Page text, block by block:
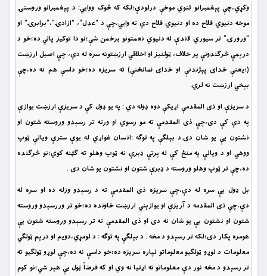
وکړي،چې پېغمبرانو ثنوي موخې درلودې؛لکه که څوک ووايي: د پېغمبرانو وروستۍ
موخه دنيوي فلاح ده او دنيوي فلاح دې ته وايي،چې د “عدل”، “ازادۍ”،”برابرۍ” او
“ورورۍ” تر سيوري لاندې له دنيوي نعمتونو برخمن شې؛نو دا توکيز پالي ده؛خو د
درېمې څرګندونې پر خلاف، ټولنيز او اخلاقي ارزښتونه سره له دې، چې اصيل ارزښت
(؛يعنې خداى پېژندنې او خداى نمانځنې) ته سريزه ده؛خو داسې هم نه ده،چې
بېخي ارزښت نه لري.
د سريزې او ذى المقدمې اړيکې دوه ډوله دي : په يو ډول کې د سريزې ارزښت يوازې
په دې کې دى،چې ذى المقدمې ته مو رسوي او ورته تر رسېدو وروسته شتون او
نشتون يې يو شان دى.د بېلګې په توګه :انسان غواړي له يوې سترې ويالې ټوپ
ووهي او د ويالې په منځ کې له پرتې ډبرې نه ټوپ وهلو ته ګټنه کوي؛نو څرګنده
ده،چې تر ټوپ وهلو وروسته د ډبرې شتون او نشتون يو شان دى .
بل ډول يې سره له دې،چې سريزه ذى المقدمې ته د رسېدو وزله ده او سره له
دې،چې ذى المقدمه د آريزې او يوازېني ارزښت خاونده ده؛خو تر وررسېدو وروسته
شتون او نشتون يې يو شان نه دى او ذى المقدمې ته تر رسېدو وروسته شتون يې
هومره پکار دى؛لکه تر رسېدو د مخه . د بېلګې په توګه : د لومړي،دويم او درېم ټولګي
معلومات د لوړو ټولګيو معلوماتو لپاره سريزه ده؛خو داسې نه ده،چې لوړو ټولګيو ته
تر رسېدو د مخه نور دې معلوماتو ته اړتيا نه وي او که فرضاً ټول يې هېر شي؛نو کوم